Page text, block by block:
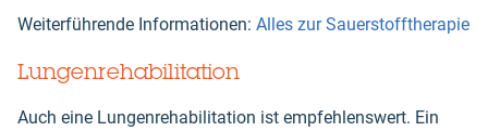
Weiterführende Informationen: Alles zur Sauerstofftherapie
Lungenrehabilitation
Auch eine Lungenrehabilitation ist empfehlenswert. Ein